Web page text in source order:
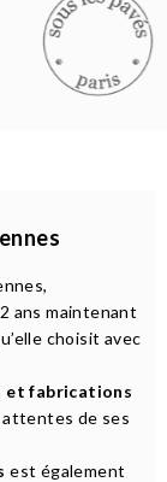
ans maintenant
choisit avec
et fabrications
attentes de ses
est également